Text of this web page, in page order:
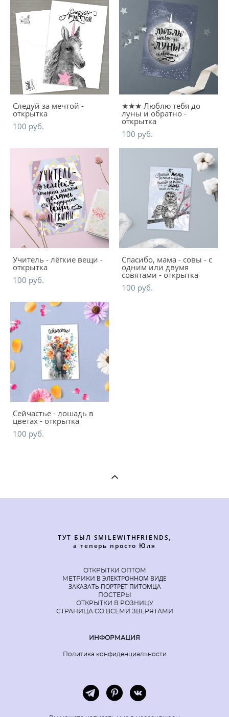
Следуй за мечтой -
открытка
100 pуб.
★★★ Люблю тебя до
луны и обратно -
открытка
100 pуб.
Учитель - лёгкие вещи -
открытка
100 pуб.
Спасибо, мама - совы - с
одним или двумя
совятами - открытка
100 pуб.
Сейчастье - лошадь в
цветах - открытка
100 pуб.
ТУТ БЫЛ SMILEWITHFRIENDS,
а теперь просто Юля
ОТКРЫТКИ ОПТОМ
МЕТРИКИ В ЭЛЕКТРОННОМ ВИДЕ
ЗАКАЗАТЬ ПОРТРЕТ ПИТОМЦА
ПОСТЕРЫ
ОТКРЫТКИ В РОЗНИЦУ
СТРАНИЦА СО ВСЕМИ ЗВЕРЯТАМИ
ИНФОРМАЦИЯ
Политика конфиденциальности